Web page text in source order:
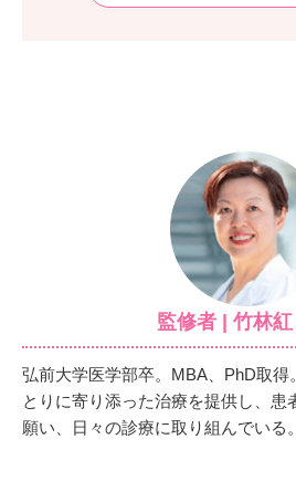
監修者 | 竹林
弘前大学医学部卒。MBA、PhD取得
とりに寄り添った治療を提供し、患
願い、日々の診療に取り組んでいる。